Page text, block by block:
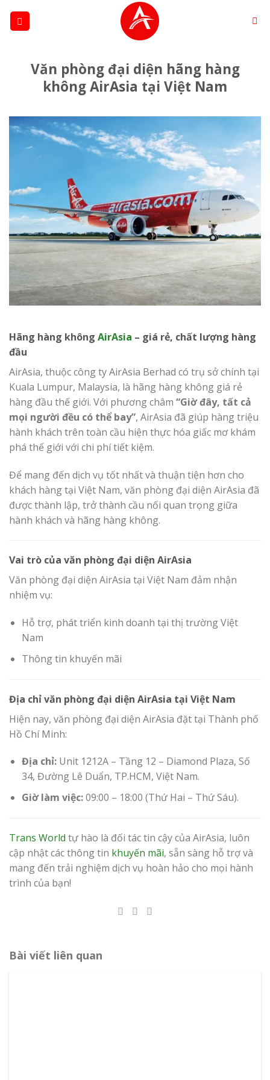
Văn phòng đại diện hãng hàng
không AirAsia tại Việt Nam
Hãng hàng không AirAsia – giá rẻ, chất lượng hàng
đầu
AirAsia, thuộc công ty AirAsia Berhad có trụ sở chính tại
Kuala Lumpur, Malaysia, là hãng hàng không giá rẻ
hàng đầu thế giới. Với phương châm “Giờ đây, tất cả
mọi người đều có thể bay”, AirAsia đã giúp hàng triệu
hành khách trên toàn cầu hiện thực hóa giấc mơ khám
phá thế giới với chi phí tiết kiệm.
Để mang đến dịch vụ tốt nhất và thuận tiện hơn cho
khách hàng tại Việt Nam, văn phòng đại diện AirAsia đã
được thành lập, trở thành cầu nối quan trọng giữa
hành khách và hãng hàng không.
Vai trò của văn phòng đại diện AirAsia
Văn phòng đại diện AirAsia tại Việt Nam đảm nhận
nhiệm vụ:
Hỗ trợ, phát triển kinh doanh tại thị trường Việt
Nam
Thông tin khuyến mãi
Địa chỉ văn phòng đại diện AirAsia tại Việt Nam
Hiện nay, văn phòng đại diện AirAsia đặt tại Thành phố
Hồ Chí Minh:
Địa chỉ:Unit 1212A – Tầng 12 – Diamond Plaza, Số
34, Đường Lê Duẩn, TP.HCM, Việt Nam.
Giờ làm việc:09:00 – 18:00 (Thứ Hai – Thứ Sáu).
Trans World tự hào là đối tác tin cậy của AirAsia, luôn
cập nhật các thông tin khuyến mãi, sẵn sàng hỗ trợ và
mang đến trải nghiệm dịch vụ hoàn hảo cho mọi hành
trình của bạn!
Bài viết liên quan